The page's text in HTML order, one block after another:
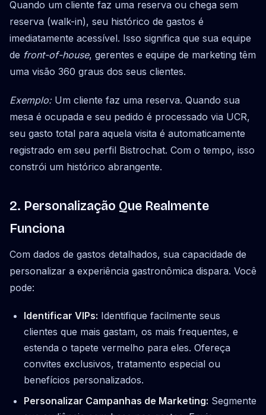
Quando um cliente faz uma reserva ou chega sem
reserva (walk-in), seu histórico de gastos é
imediatamente acessível. Isso significa que sua equipe
de front-of-house, gerentes e equipe de marketing têm
uma visão 360 graus dos seus clientes.
Exemplo:Um cliente faz uma reserva. Quando sua
mesa é ocupada e seu pedido é processado via UCR,
seu gasto total para aquela visita é automaticamente
registrado em seu perfil Bistrochat. Com o tempo, isso
constrói um histórico abrangente.
2. Personalização Que Realmente
Funciona
Com dados de gastos detalhados, sua capacidade de
personalizar a experiência gastronômica dispara. Você
pode:
Identificar VIPs: Identifique facilmente seus
clientes que mais gastam, os mais frequentes, e
estenda o tapete vermelho para eles. Ofereça
convites exclusivos, tratamento especial ou
benefícios personalizados.
Personalizar Campanhas de Marketing: Segmente